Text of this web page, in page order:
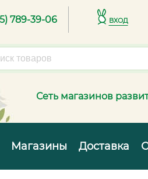
789-39-06 вход
Сеть магазинов
Магазины Доставка